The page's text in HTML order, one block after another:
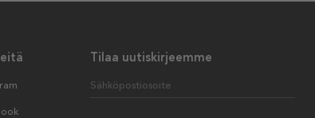
Tilaa uutiskirjeemme
Sähköpostiosoite